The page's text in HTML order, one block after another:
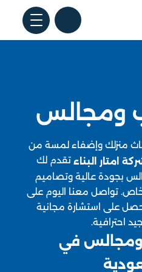
ومجالس
منزلك وإضفاء لمسة من
امتار البناء تقدم لك
بجودة عالية وتصاميم
تواصل معنا اليوم على
0502032828 لتحصل على استشارة مجانية
احترافية.
ومجالس في